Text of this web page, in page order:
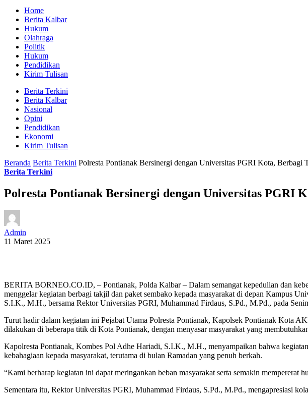
Home
Berita Kalbar
Hukum
Olahraga
Politik
Hukum
Pendidikan
Kirim Tulisan
Berita Terkini
Berita Kalbar
Nasional
Opini
Pendidikan
Ekonomi
Kirim Tulisan
Beranda Berita Terkini Polresta Pontianak Bersinergi dengan Universitas PGRI Kota, Berbagi
Berita Terkini
Polresta Pontianak Bersinergi dengan Universitas PGRI
Admin
11 Maret 2025
BERITA BORNEO.CO.ID, – Pontianak, Polda Kalbar – Dalam semangat kepedulian dan
menggelar kegiatan berbagi takjil dan paket sembako kepada masyarakat di depan Kampus
S.I.K., M.H., bersama Rektor Universitas PGRI, Muhammad Firdaus, S.Pd., M.Pd., pada
Turut hadir dalam kegiatan ini Pejabat Utama Polresta Pontianak, Kapolsek Pontianak Kota
dilakukan di beberapa titik di Kota Pontianak, dengan menyasar masyarakat yang
Kapolresta Pontianak, Kombes Pol Adhe Hariadi, S.I.K., M.H., menyampaikan bahwa
kebahagiaan kepada masyarakat, terutama di bulan Ramadan yang penuh berkah.
“Kami berharap kegiatan ini dapat meringankan beban masyarakat serta semakin mempererat
Sementara itu, Rektor Universitas PGRI, Muhammad Firdaus, S.Pd., M.Pd., mengapresiasi